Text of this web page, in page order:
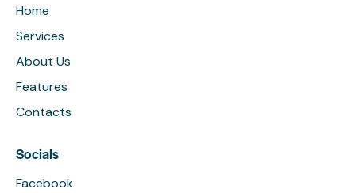
Home
Services
About Us
Features
Contacts
Socials
Facebook